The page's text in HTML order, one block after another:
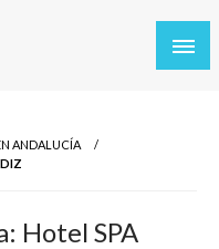
ANDALUCÍA
Hotel SPA